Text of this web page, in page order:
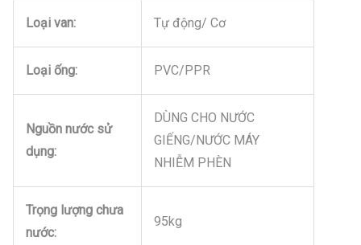
Loại van: Tự động/ Cơ
Loại ống: PVC/PPR
Nguồn nước sử
dụng:
DÙNG CHO NƯỚC
GIẾNG/NƯỚC MÁY
NHIỄM PHÈN
Trọng lượng chưa
nước:
95kg